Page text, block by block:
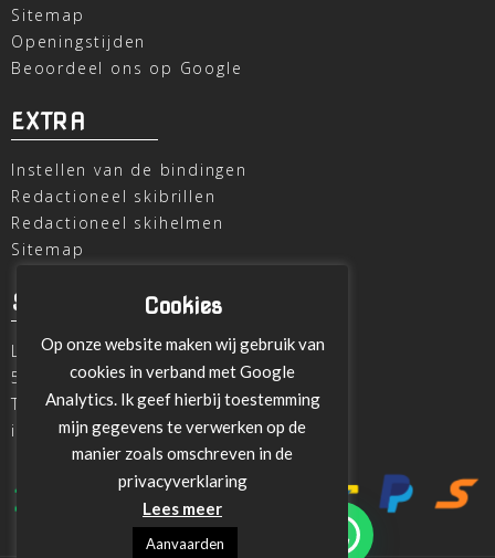
Sitemap
Openingstijden
Beoordeel ons op Google
EXTRA
Instellen van de bindingen
Redactioneel skibrillen
Redactioneel skihelmen
Sitemap
SKI OUTLET
Laagheidehof 8
5804 XC Venray
T
+31 478 515696
info@ski-outlet-venray.nl
Cookies
Op onze website maken wij gebruik van
cookies in verband met Google
Analytics. Ik geef hierbij toestemming
mijn gegevens te verwerken op de
manier zoals omschreven in de
privacyverklaring
Lees meer
Aanvaarden